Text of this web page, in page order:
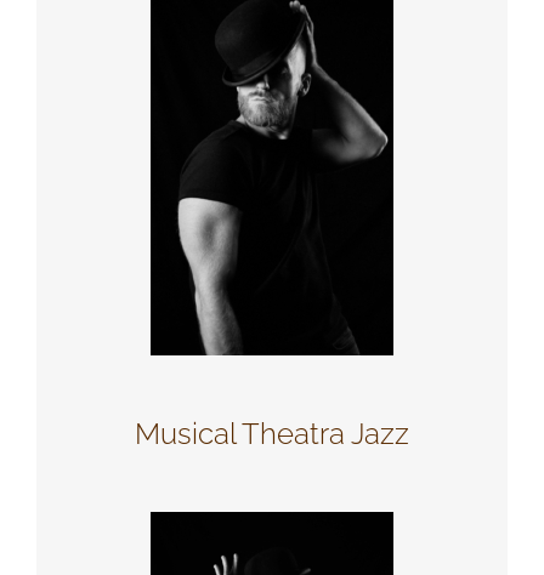
Musical Theatra Jazz